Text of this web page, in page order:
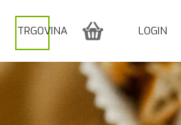
TRGOVINA LOGIN